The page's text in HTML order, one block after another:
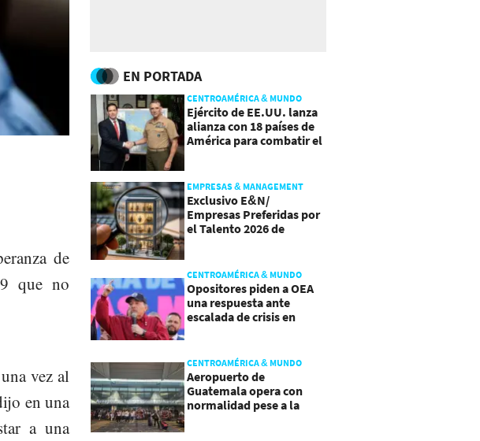
de
que no
vez al
en una
a una
EN PORTADA
CENTROAMÉRICA & MUNDO
Ejército de EE.UU. lanza
alianza con 18 países de
América para combatir el
EMPRESAS & MANAGEMENT
Exclusivo E&N/
Empresas Preferidas por
el Talento 2026 de
CENTROAMÉRICA & MUNDO
Opositores piden a OEA
una respuesta ante
escalada de crisis en
CENTROAMÉRICA & MUNDO
Aeropuerto de
Guatemala opera con
normalidad pese a la